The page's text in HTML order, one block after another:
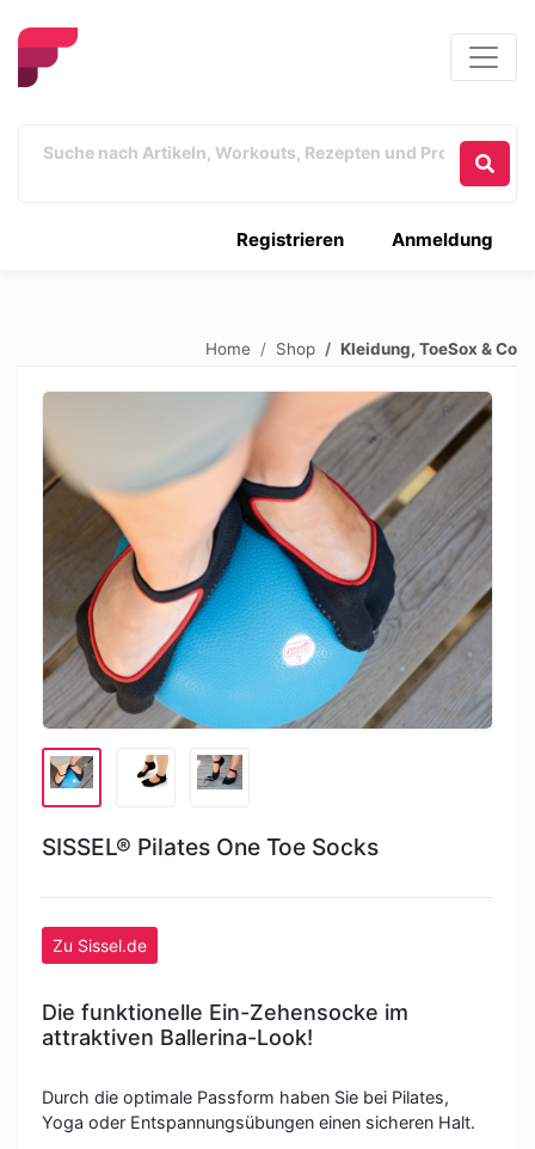
Anmeldung
Registrieren
Home Shop Kleidung, ToeSox & Co
SISSEL® Pilates One Toe Socks
Zu Sissel.de
Die funktionelle Ein-Zehensocke im
attraktiven Ballerina-Look!
Durch die optimale Passform haben Sie bei Pilates,
Yoga oder Entspannungsübungen einen sicheren Halt.